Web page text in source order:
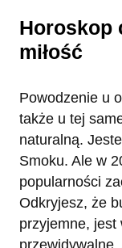
Horoskop
miłość
Powodzenie u
także u tej
naturalną.
Smoku. Ale w
popularności
Odkryjesz, że
przyjemne, jest